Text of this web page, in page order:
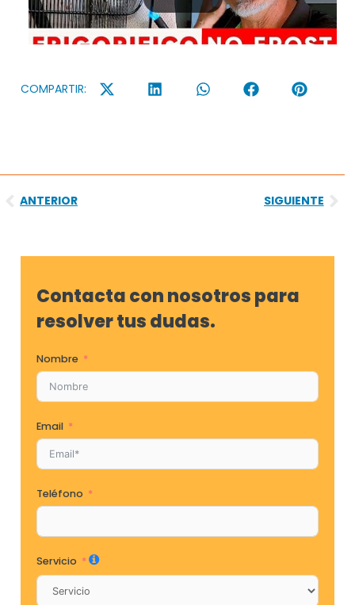
COMPARTIR:
Ant
ANTERIOR SIGUIENTE
Contacta con nosotros para
resolver tus dudas.
Nombre
Email
Teléfono
Servicio